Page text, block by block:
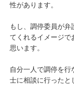
性があります。
もし、調停委員が
てくれるイメージで
思います。
自分一人で調停を
士に相談に行ったと